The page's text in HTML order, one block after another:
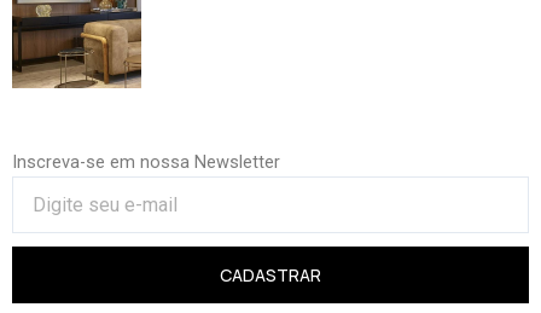
Inscreva-se em nossa Newsletter
CADASTRAR